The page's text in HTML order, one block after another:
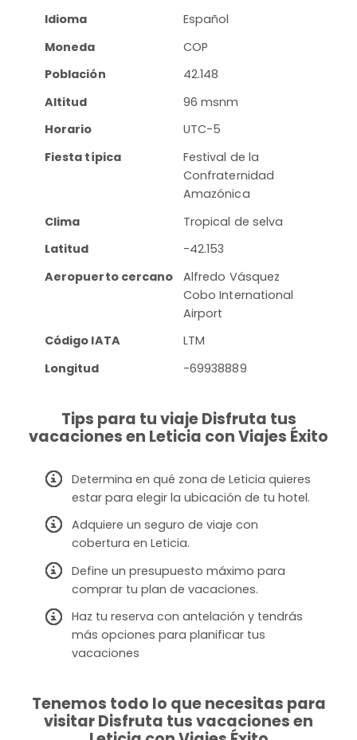
Idioma
Español
Moneda
COP
Población
42.148
Altitud
96 msnm
Horario
UTC-5
Fiesta típica
Festival de la
Confraternidad
Amazónica
Clima
Tropical de selva
Latitud
-42.153
Aeropuerto cercano
Alfredo Vásquez
Cobo International
Airport
Código IATA
LTM
Longitud
-69938889
Tips para tu viaje Disfruta tus
vacaciones en Leticia con Viajes Éxito
Determina en qué zona de Leticia quieres
estar para elegir la ubicación de tu hotel.
Adquiere un seguro de viaje con
cobertura en Leticia.
Define un presupuesto máximo para
comprar tu plan de vacaciones.
Haz tu reserva con antelación y tendrás
más opciones para planificar tus
vacaciones
Tenemos todo lo que necesitas para
visitar Disfruta tus vacaciones en